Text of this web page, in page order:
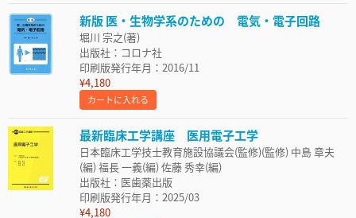
新版 医・生物学系のための 電気・電子回路
堀川 宗之(著)
出版社：コロナ社
印刷版発行年月：2016/11
¥4,180
カートに入れる
最新臨床工学講座 医用電子工学
日本臨床工学技士教育施設協議会(監修)(監修) 中島 章夫
(編) 福長 一義(編) 佐藤 秀幸(編)
出版社：医歯薬出版
印刷版発行年月：2025/03
¥4,180